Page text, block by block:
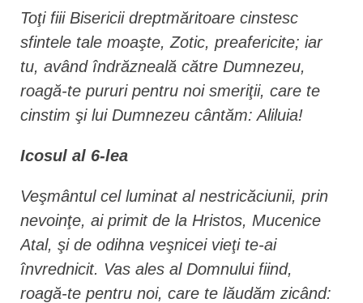
Toţi fiii Bisericii dreptmăritoare cinstesc
sfintele tale moaşte, Zotic, preafericite; iar
tu, având îndrăzneală către Dumnezeu,
roagă-te pururi pentru noi smeriţii, care te
cinstim şi lui Dumnezeu cântăm: Aliluia!
Icosul al 6-lea
Veşmântul cel luminat al nestricăciunii, prin
nevoinţe, ai primit de la Hristos, Mucenice
Atal, şi de odihna veşnicei vieţi te-ai
învrednicit. Vas ales al Domnului fiind,
roagă-te pentru noi, care te lăudăm zicând: